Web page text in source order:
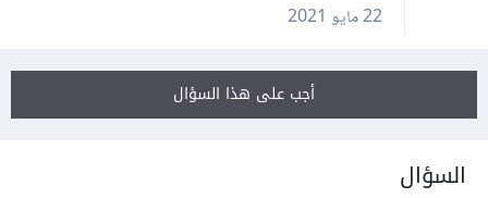
22 مايو 2021
أجب على هذا السؤال
السؤال